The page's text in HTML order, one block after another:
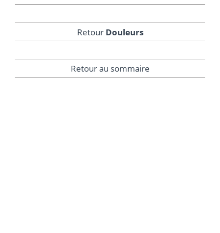
Retour Douleurs
Retour au sommaire